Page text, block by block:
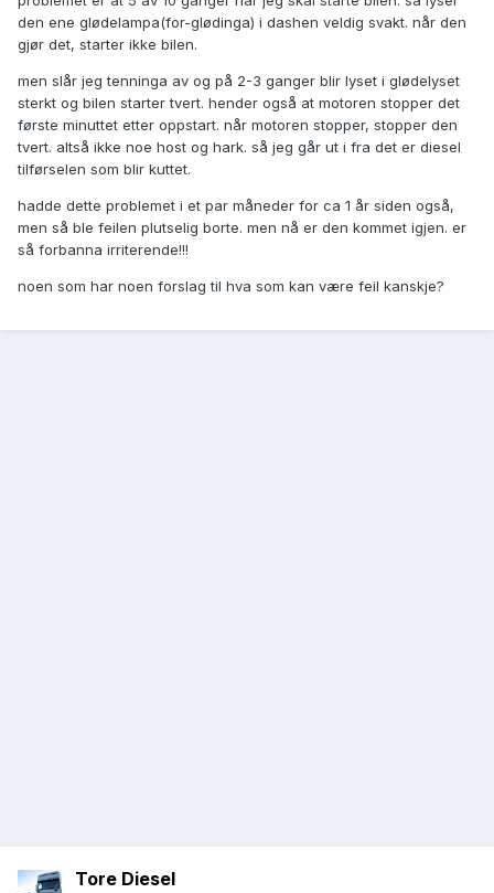
den ene glødelampa(for-glødinga) i dashen veldig svakt. når den
gjør det, starter ikke bilen.
men slår jeg tenninga av og på 2-3 ganger blir lyset i glødelyset
sterkt og bilen starter tvert. hender også at motoren stopper det
første minuttet etter oppstart. når motoren stopper, stopper den
tvert. altså ikke noe host og hark. så jeg går ut i fra det er diesel
tilførselen som blir kuttet.
hadde dette problemet i et par måneder for ca 1 år siden også,
men så ble feilen plutselig borte. men nå er den kommet igjen. er
så forbanna irriterende!!!
noen som har noen forslag til hva som kan være feil kanskje?
Tore Diesel